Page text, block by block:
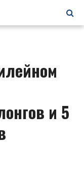
и 5